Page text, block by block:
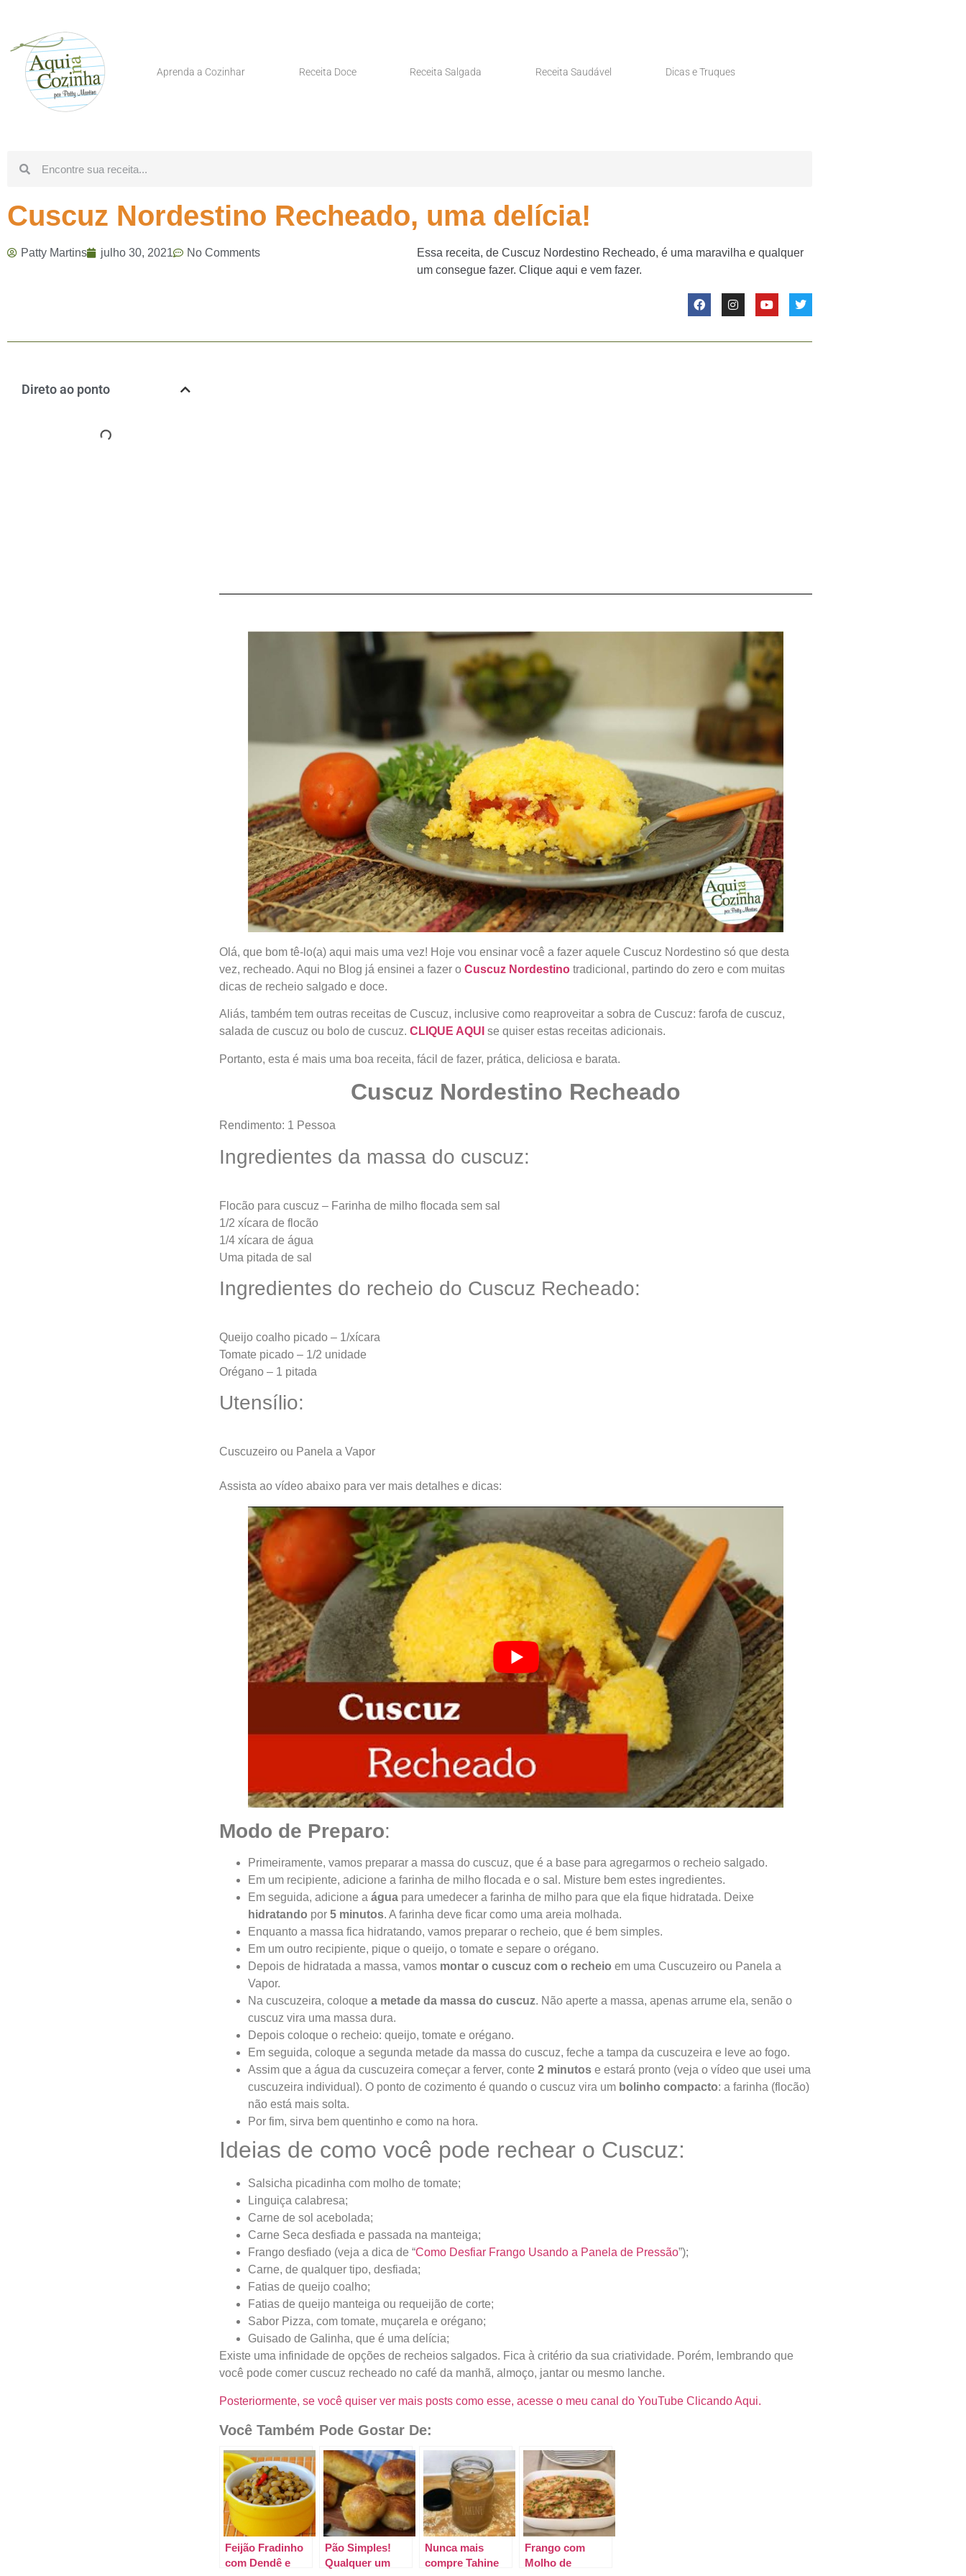
Aprenda a Cozinhar Receita Doce Receita Salgada Receita Saudável Dicas e Truques
Cuscuz Nordestino Recheado, uma delícia!
Patty Martins julho 30, 2021 No Comments
Essa receita, de Cuscuz Nordestino Recheado, é uma maravilha e qualquer
um consegue fazer. Clique aqui e vem fazer.
Direto ao ponto
Olá, que bom tê-lo(a) aqui mais uma vez! Hoje vou ensinar você a fazer aquele Cuscuz Nordestino só que desta
vez, recheado. Aqui no Blog já ensinei a fazer o Cuscuz Nordestino tradicional, partindo do zero e com muitas
dicas de recheio salgado e doce.
Aliás, também tem outras receitas de Cuscuz, inclusive como reaproveitar a sobra de Cuscuz: farofa de cuscuz,
salada de cuscuz ou bolo de cuscuz. CLIQUE AQUI se quiser estas receitas adicionais.
Portanto, esta é mais uma boa receita, fácil de fazer, prática, deliciosa e barata.
Cuscuz Nordestino Recheado
Rendimento: 1 Pessoa
Ingredientes da massa do cuscuz:
Flocão para cuscuz – Farinha de milho flocada sem sal
1/2 xícara de flocão
1/4 xícara de água
Uma pitada de sal
Ingredientes do recheio do Cuscuz Recheado:
Queijo coalho picado – 1/xícara
Tomate picado – 1/2 unidade
Orégano – 1 pitada
Utensílio:
Cuscuzeiro ou Panela a Vapor
Assista ao vídeo abaixo para ver mais detalhes e dicas:
Modo de Preparo:
Primeiramente, vamos preparar a massa do cuscuz, que é a base para agregarmos o recheio salgado.
Em um recipiente, adicione a farinha de milho flocada e o sal. Misture bem estes ingredientes.
Em seguida, adicione a águapara umedecer a farinha de milho para que ela fique hidratada. Deixe
hidratando por 5 minutos. A farinha deve ficar como uma areia molhada.
Enquanto a massa fica hidratando, vamos preparar o recheio, que é bem simples.
Em um outro recipiente, pique o queijo, o tomate e separe o orégano.
Depois de hidratada a massa, vamos montar o cuscuz com o recheio em uma Cuscuzeiro ou Panela a
Vapor.
Na cuscuzeira, coloque a metade da massa do cuscuz. Não aperte a massa, apenas arrume ela, senão o
cuscuz vira uma massa dura.
Depois coloque o recheio: queijo, tomate e orégano.
Em seguida, coloque a segunda metade da massa do cuscuz, feche a tampa da cuscuzeira e leve ao fogo.
Assim que a água da cuscuzeira começar a ferver, conte 2 minutose estará pronto (veja o vídeo que usei uma
cuscuzeira individual). O ponto de cozimento é quando o cuscuz vira um bolinho compacto: a farinha (flocão)
não está mais solta.
Por fim, sirva bem quentinho e como na hora.
Ideias de como você pode rechear o Cuscuz:
Salsicha picadinha com molho de tomate;
Linguiça calabresa;
Carne de sol acebolada;
Carne Seca desfiada e passada na manteiga;
Frango desfiado (veja a dica de “Como Desfiar Frango Usando a Panela de Pressão”);
Carne, de qualquer tipo, desfiada;
Fatias de queijo coalho;
Fatias de queijo manteiga ou requeijão de corte;
Sabor Pizza, com tomate, muçarela e orégano;
Guisado de Galinha, que é uma delícia;
Existe uma infinidade de opções de recheios salgados. Fica à critério da sua criatividade. Porém, lembrando que
você pode comer cuscuz recheado no café da manhã, almoço, jantar ou mesmo lanche.
Posteriormente, se você quiser ver mais posts como esse, acesse o meu canal do YouTube Clicando Aqui.
Você Também Pode Gostar De:
Feijão Fradinho
com Dendê e
Pão Simples!
Qualquer um
Nunca mais
compre Tahine
Frango com
Molho de